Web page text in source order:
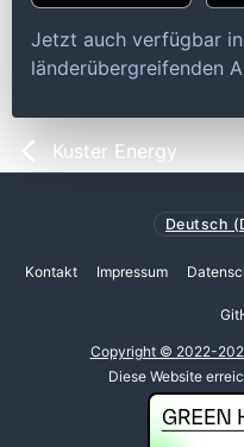
Jetzt auch verfügbar
länderübergreifenden
Kuster Energy
Deutsch
Kontakt Impressum
Copyright © 2022-
Diese Website